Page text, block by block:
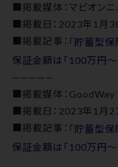
■掲載媒体：マピオンニ
■掲載日：2023年1月30
■掲載記事： 「貯蓄型
保証金額は「100万円
—————
■掲載媒体：GoodWay
■掲載日：2023年1月27
■掲載記事： 「貯蓄型
保証金額は「100万円